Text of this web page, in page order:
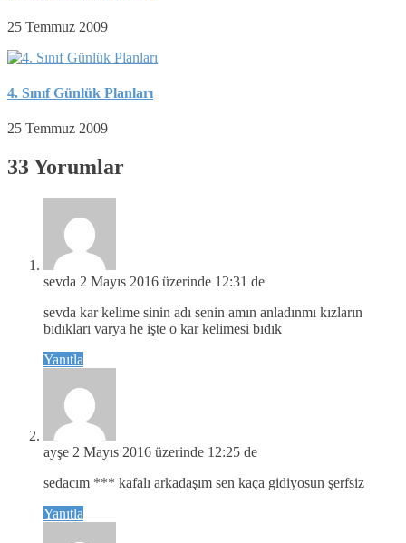
25 Temmuz 2009
4. Sınıf Günlük Planları
25 Temmuz 2009
33 Yorumlar
sevda 2 Mayıs 2016 üzerinde 12:31 de
sevda kar kelime sinin adı senin amın anladınmı kızların
bıdıkları varya he işte o kar kelimesi bıdık
Yanıtla
ayşe 2 Mayıs 2016 üzerinde 12:25 de
sedacım *** kafalı arkadaşım sen kaça gidiyosun şerfsiz
Yanıtla